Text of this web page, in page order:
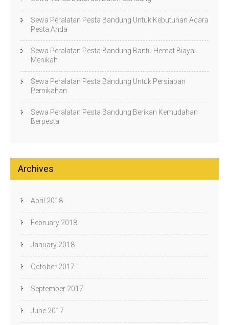
Sewa Peralatan Pesta Bandung Untuk Kebutuhan Acara
Pesta Anda
Sewa Peralatan Pesta Bandung Bantu Hemat Biaya
Menikah
Sewa Peralatan Pesta Bandung Untuk Persiapan
Pernikahan
Sewa Peralatan Pesta Bandung Berikan Kemudahan
Berpesta
Archives
April 2018
February 2018
January 2018
October 2017
September 2017
June 2017